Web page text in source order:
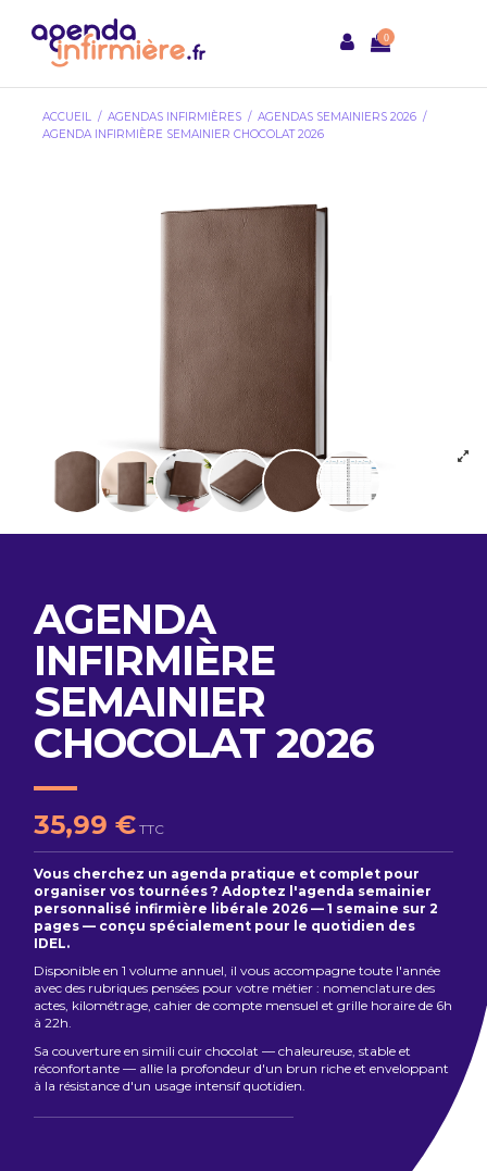
0
ACCUEIL AGENDAS INFIRMIÈRES
AGENDAS SEMAINIERS 2026
AGENDA INFIRMIÈRE SEMAINIER CHOCOLAT 2026
AGENDA
INFIRMIÈRE
SEMAINIER
CHOCOLAT 2026
35,99 € TTC
Vous cherchez un agenda pratique et complet pour
organiser vos tournées ? Adoptez l'agenda semainier
personnalisé infirmière libérale 2026 — 1 semaine sur 2
pages — conçu spécialement pour le quotidien des
IDEL.
Disponible en 1 volume annuel, il vous accompagne toute l'année
avec des rubriques pensées pour votre métier : nomenclature des
actes, kilométrage, cahier de compte mensuel et grille horaire de 6h
à 22h.
Sa couverture en simili cuir chocolat — chaleureuse, stable et
réconfortante — allie la profondeur d'un brun riche et enveloppant
à la résistance d'un usage intensif quotidien.